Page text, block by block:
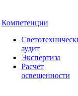
Компетенции
аудит
Экспертиза
Расчет
освещенности